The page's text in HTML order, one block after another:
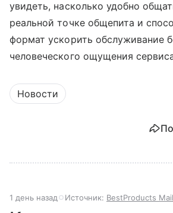
увидеть, насколько удобно
реальной точке общепита и
формат ускорить обслуживание
человеческого ощущения
Новости
1 день назад Источник: BestProducts Mail